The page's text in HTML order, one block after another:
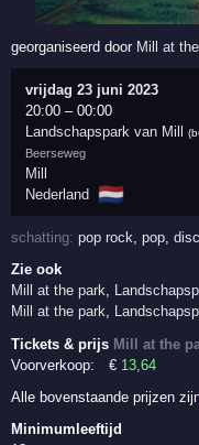
georganiseerd door Mill at
vrijdag 23 juni 2023
20:00 –00:00
Landschapspark van Mill
Beerseweg
Mill
Nederland
🇳🇱
schatting:pop rock,pop,
Zie ook
Mill at the park,
Mill at the park,
Tickets & prijs Mill at the
Voorverkoop:
€ 13 ,64
Alle bovenstaande prijzen
Minimumleeftijd